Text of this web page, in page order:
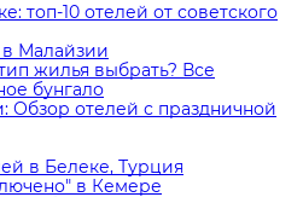
топ‑10 отелей от советского
Малайзии
жилья выбрать? Все
бунгало
Обзор отелей с праздничной
в Белеке, Турция
в Кемере